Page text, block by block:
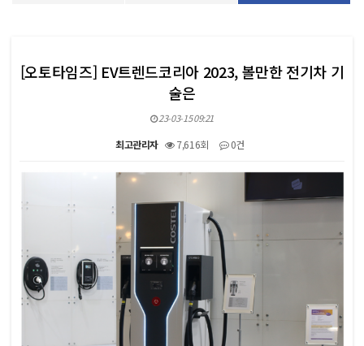
[오토타임즈] EV트렌드코리아 2023, 볼만한 전기차 기
술은
23-03-15 09:21
최고관리자 7,616회
0건